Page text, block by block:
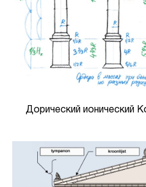
Дорический ионический